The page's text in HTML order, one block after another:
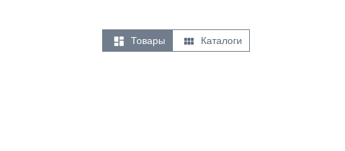
 Товары  Каталоги